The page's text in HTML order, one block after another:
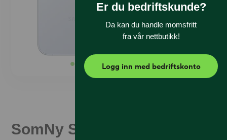
SomNy Samsung Galaxy
Er du bedriftskunde?
Da kan du handle momsfritt
fra vår nettbutikk!
Logg inn med bedriftskonto